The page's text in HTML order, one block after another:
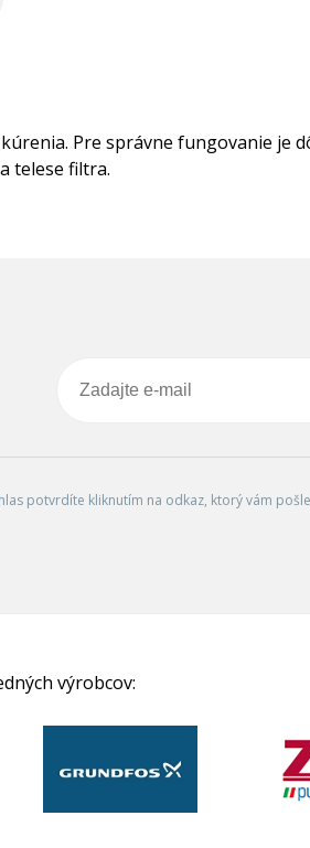
Pre správne fungovanie je
telese filtra.
potvrdíte kliknutím na odkaz, ktorý vám
výrobcov: